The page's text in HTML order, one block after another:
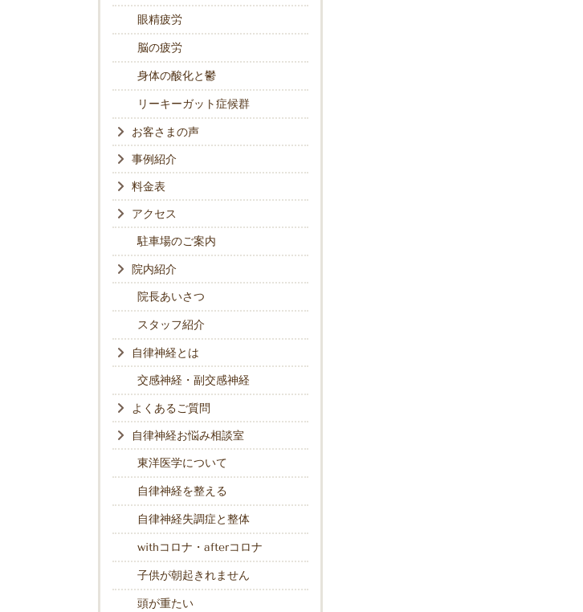
眼精疲労
脳の疲労
身体の酸化と鬱
リーキーガット症候群
お客さまの声
事例紹介
料金表
アクセス
駐車場のご案内
院内紹介
院長あいさつ
スタッフ紹介
自律神経とは
交感神経・副交感神経
よくあるご質問
自律神経お悩み相談室
東洋医学について
自律神経を整える
自律神経失調症と整体
withコロナ・afterコロナ
子供が朝起きれません
頭が重たい